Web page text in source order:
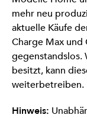
mehr neu
aktuelle Käufe
Charge Max und
gegenstandslos.
besitzt, kann
weiterbetreiben.
Hinweis: